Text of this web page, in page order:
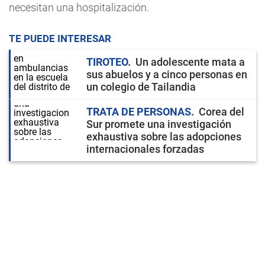
necesitan una hospitalización.
TE PUEDE INTERESAR
TIROTEO
Un adolescente mata a
sus abuelos y a cinco personas en
un colegio de Tailandia
TRATA DE PERSONAS
Corea del
Sur promete una investigación
exhaustiva sobre las adopciones
internacionales forzadas